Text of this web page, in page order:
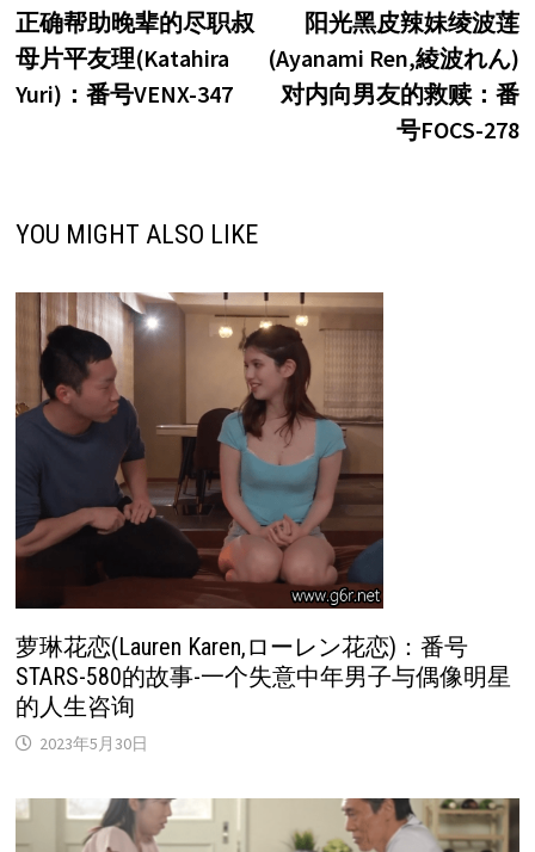
章
导
post:
正确帮助晚辈的尽职叔
母片平友理(Katahira
Yuri)：番号VENX-347
阳光黑皮辣妹绫波莲
(Ayanami Ren,綾波れん)
对内向男友的救赎：番
号FOCS-278
YOU MIGHT ALSO LIKE
萝琳花恋(Lauren Karen,ローレン花恋)：番号
STARS-580的故事-一个失意中年男子与偶像明星
的人生咨询
2023年5月30日